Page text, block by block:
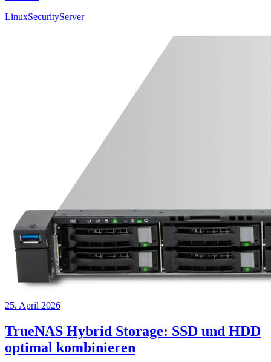
LinuxSecurityServer
25. April 2026
TrueNAS Hybrid Storage: SSD und HDD
optimal kombinieren